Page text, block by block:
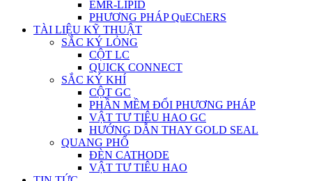
EMR-LIPID
PHƯƠNG PHÁP QuEChERS
TÀI LIỆU KỸ THUẬT
SẮC KÝ LỎNG
CỘT LC
QUICK CONNECT
SẮC KÝ KHÍ
CỘT GC
PHẦN MỀM ĐỔI PHƯƠNG PHÁP
VẬT TƯ TIÊU HAO GC
HƯỚNG DẪN THAY GOLD SEAL
QUANG PHỔ
ĐÈN CATHODE
VẬT TƯ TIÊU HAO